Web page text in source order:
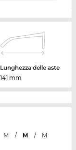
Lunghezza delle aste
141 mm
M / M /
M